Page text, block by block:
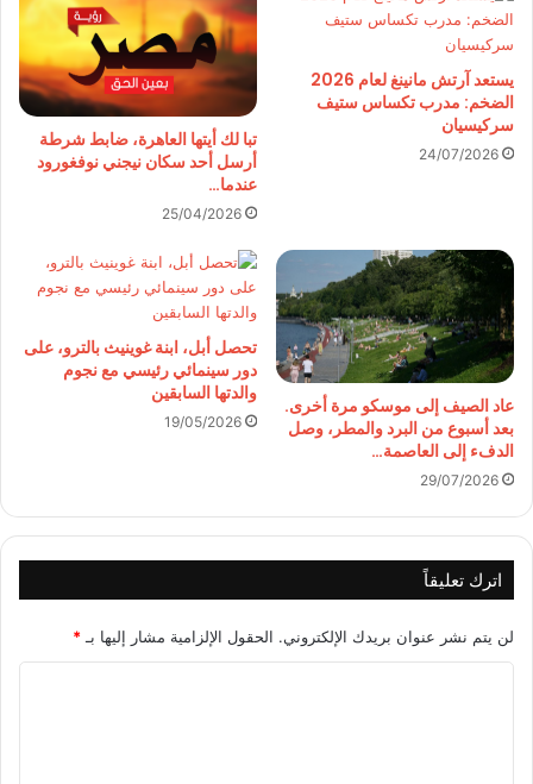
يستعد آرتش مانينغ لعام 2026
الضخم: مدرب تكساس ستيف
سركيسيان
24/07/2026
تبا لك أيتها العاهرة، ضابط شرطة
أرسل أحد سكان نيجني نوفغورود
عندما…
25/04/2026
عاد الصيف إلى موسكو مرة أخرى.
بعد أسبوع من البرد والمطر، وصل
الدفء إلى العاصمة…
29/07/2026
تحصل أبل، ابنة غوينيث بالترو، على
دور سينمائي رئيسي مع نجوم
والدتها السابقين
19/05/2026
اترك تعليقاً
لن يتم نشر عنوان بريدك الإلكتروني. الحقول الإلزامية مشار إليها بـ *